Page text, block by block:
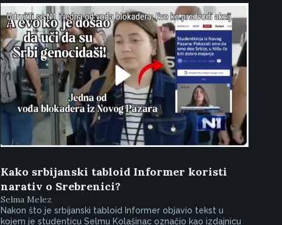
Kako srbijanski tabloid Informer koristi
narativ o Srebrenici?
Selma Melez
Nakon što je srbijanski tabloid Informer objavio tekst u
kojem je studenticu Selmu Kolašinac označio kao izdajnicu